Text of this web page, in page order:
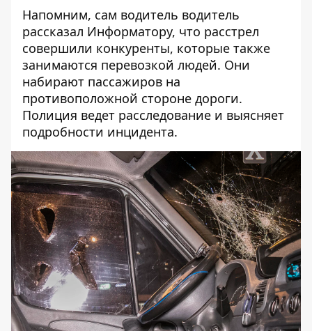
Напомним, сам водитель водитель
рассказал Информатору, что расстрел
совершили конкуренты, которые также
занимаются перевозкой людей. Они
набирают пассажиров на
противоположной стороне дороги.
Полиция ведет расследование и выясняет
подробности инцидента.